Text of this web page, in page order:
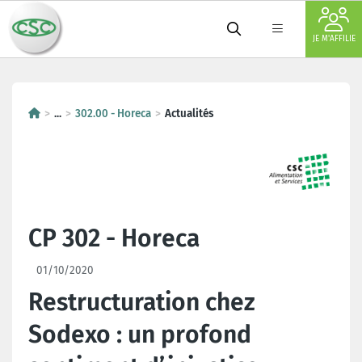
JE M'AFFILIE
... 302.00 - Horeca Actualités
CP 302 - Horeca
01/10/2020
Restructuration chez
Sodexo : un profond